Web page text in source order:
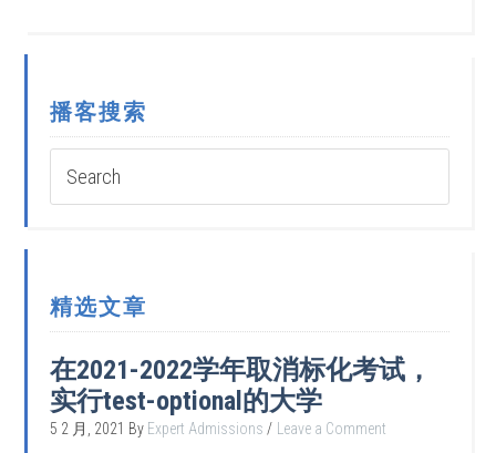
播客搜索
精选文章
在2021-2022学年取消标化考试，
实行test-optional的大学
5 2 月, 2021 By Expert Admissions Leave a Comment